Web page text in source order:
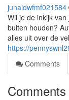
junaidwfmf021584
Wil je de inkijk
buiten houden?
alles uit over de
https://
Comments
Comments